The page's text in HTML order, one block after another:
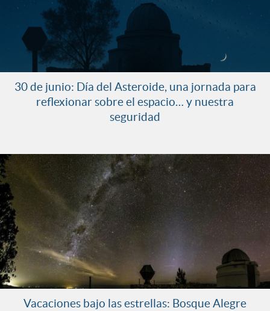
30 de junio: Día del Asteroide, una jornada para
reflexionar sobre el espacio… y nuestra
seguridad
Vacaciones bajo las estrellas: Bosque Alegre